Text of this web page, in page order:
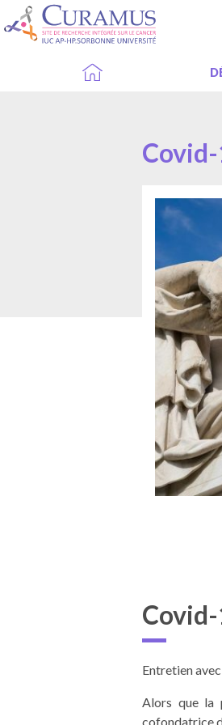
Passer
au
contenu
ACCUEIL
Entretien
Alors que la
cofondatrice